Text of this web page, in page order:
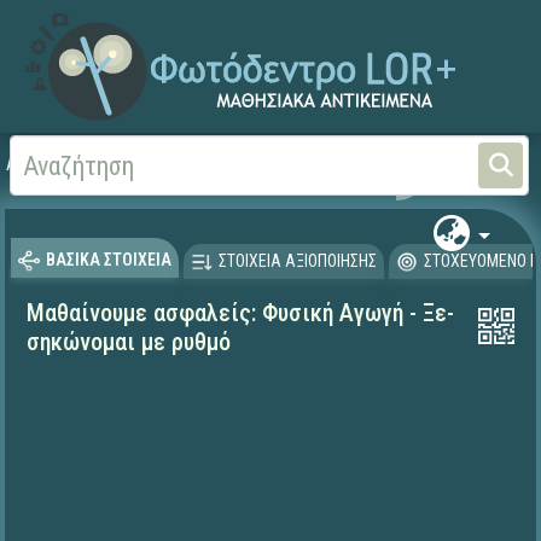
Αρχική Μαθαίνουμε στο Σπίτι
ΒΑΣΙΚΑ ΣΤΟΙΧΕΙΑ ΣΤΟΙΧΕΙΑ ΑΞΙΟΠΟΙΗΣΗΣ ΣΤΟΧΕΥΟΜΕΝΟ
Μαθαίνουμε ασφαλείς: Φυσική Αγωγή - Ξε-
σηκώνομαι με ρυθμό